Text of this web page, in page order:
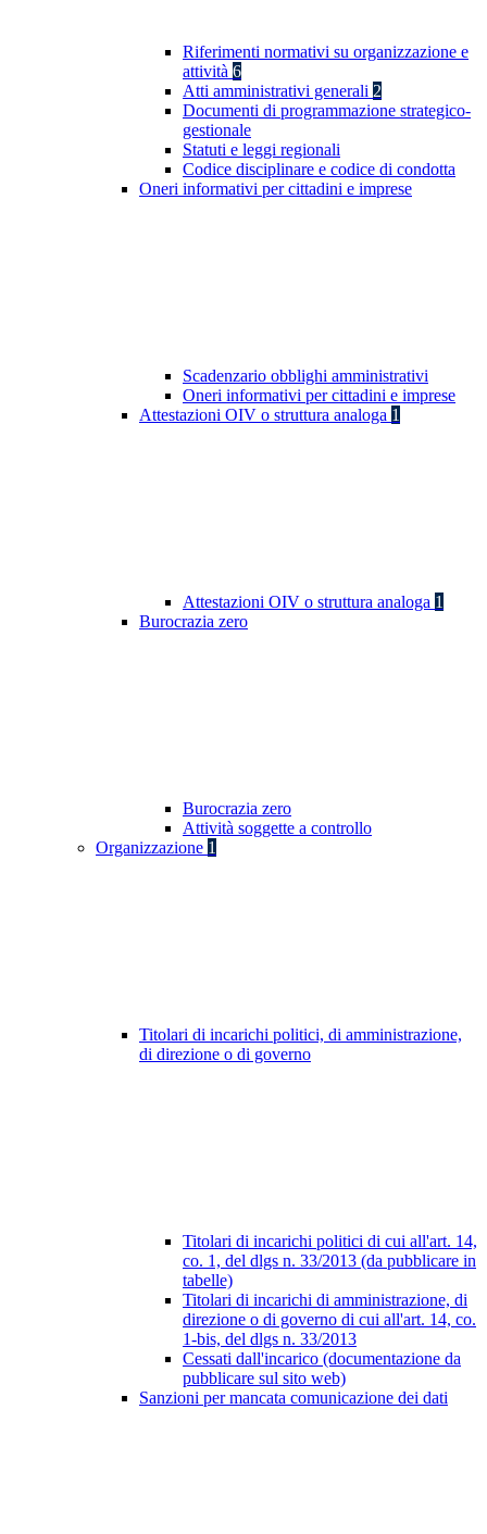
Riferimenti normativi su organizzazione e
attività 6
Atti amministrativi generali 2
Documenti di programmazione strategico-
gestionale
Statuti e leggi regionali
Codice disciplinare e codice di condotta
Oneri informativi per cittadini e imprese
Scadenzario obblighi amministrativi
Oneri informativi per cittadini e imprese
Attestazioni OIV o struttura analoga 1
Attestazioni OIV o struttura analoga 1
Burocrazia zero
Burocrazia zero
Attività soggette a controllo
Organizzazione 1
Titolari di incarichi politici, di amministrazione,
di direzione o di governo
Titolari di incarichi politici di cui all'art. 14,
co. 1, del dlgs n. 33/2013 (da pubblicare in
tabelle)
Titolari di incarichi di amministrazione, di
direzione o di governo di cui all'art. 14, co.
1-bis, del dlgs n. 33/2013
Cessati dall'incarico (documentazione da
pubblicare sul sito web)
Sanzioni per mancata comunicazione dei dati